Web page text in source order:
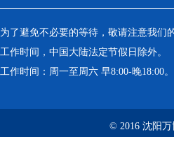
为了避免不必要的等待，敬请注意我们
工作时间，中国大陆法定节假日除外。
工作时间：周一至周六 早8:00-晚18:00
© 2016 沈阳